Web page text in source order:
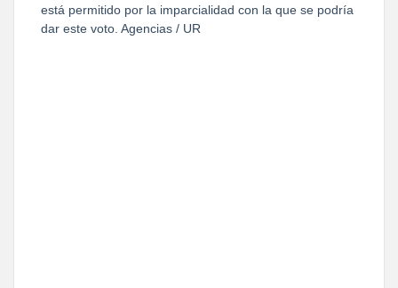
está permitido por la imparcialidad con la que se podría
dar este voto. Agencias / UR